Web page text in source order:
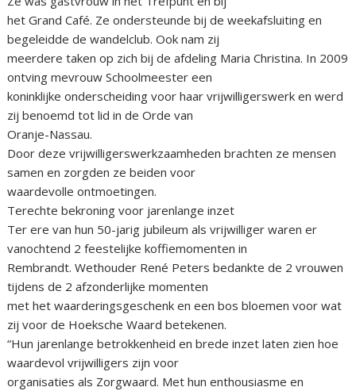
het Grand Café. Ze ondersteunde bij de weekafsluiting en
begeleidde de wandelclub. Ook nam zij
meerdere taken op zich bij de afdeling Maria Christina. In 2009
ontving mevrouw Schoolmeester een
koninklijke onderscheiding voor haar vrijwilligerswerk en werd
zij benoemd tot lid in de Orde van
Oranje-Nassau.
Door deze vrijwilligerswerkzaamheden brachten ze mensen
samen en zorgden ze beiden voor
waardevolle ontmoetingen.
Terechte bekroning voor jarenlange inzet
Ter ere van hun 50-jarig jubileum als vrijwilliger waren er
vanochtend 2 feestelijke koffiemomenten in
Rembrandt. Wethouder René Peters bedankte de 2 vrouwen
tijdens de 2 afzonderlijke momenten
met het waarderingsgeschenk en een bos bloemen voor wat
zij voor de Hoeksche Waard betekenen.
“Hun jarenlange betrokkenheid en brede inzet laten zien hoe
waardevol vrijwilligers zijn voor
organisaties als Zorgwaard. Met hun enthousiasme en